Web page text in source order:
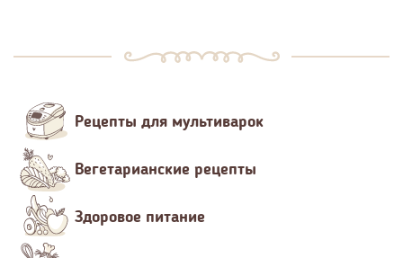
Рецепты для мультиварок
Вегетарианские рецепты
Здоровое питание